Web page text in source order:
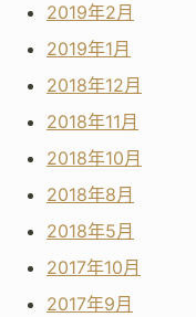
2019年2月
2019年1月
2018年12月
2018年11月
2018年10月
2018年8月
2018年5月
2017年10月
2017年9月